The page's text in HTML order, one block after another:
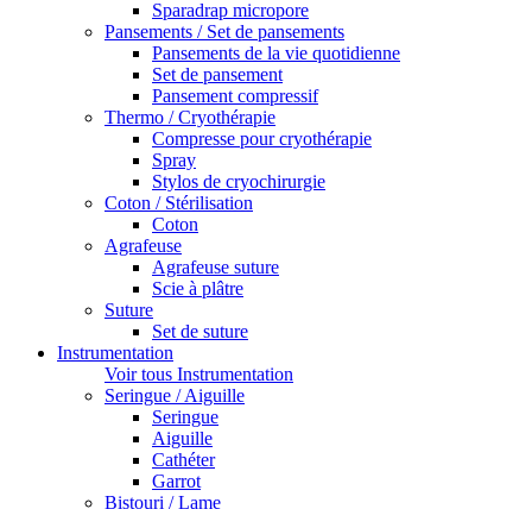
Sparadrap micropore
Pansements / Set de pansements
Pansements de la vie quotidienne
Set de pansement
Pansement compressif
Thermo / Cryothérapie
Compresse pour cryothérapie
Spray
Stylos de cryochirurgie
Coton / Stérilisation
Coton
Agrafeuse
Agrafeuse suture
Scie à plâtre
Suture
Set de suture
Instrumentation
Voir tous Instrumentation
Seringue / Aiguille
Seringue
Aiguille
Cathéter
Garrot
Bistouri / Lame